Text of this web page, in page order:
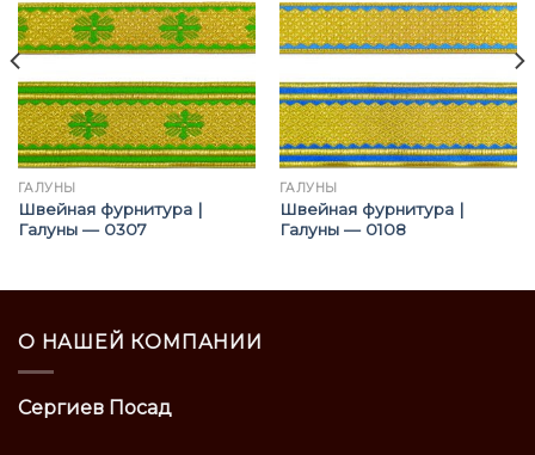
ГАЛУНЫ
Швейная фурнитура |
Галуны — 0307
ГАЛУНЫ
Швейная фурнитура |
Галуны — 0108
О НАШЕЙ КОМПАНИИ
Сергиев Посад